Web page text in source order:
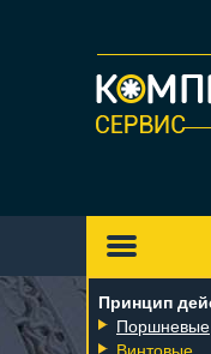
Принцип
Поршневые